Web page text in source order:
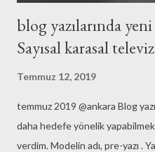
blog yazılarında
Sayısal karasal
Temmuz 12, 2019
temmuz 2019 @ankara Blog
daha hedefe yönelik
verdim. Modelin adı, pre-yazı .